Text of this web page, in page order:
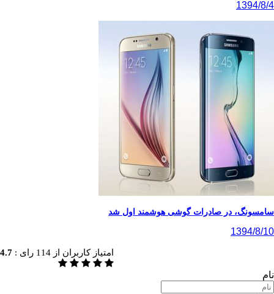
در صادرات گوشی هوشمند اول شد
امتیاز کاربران از114 رای :4.7